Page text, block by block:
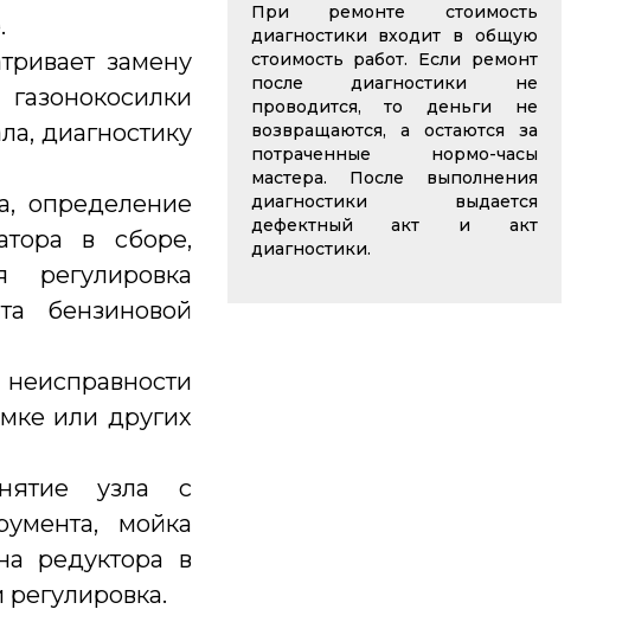
замену
диагностику
определение
в сборе,
регулировка
бензиновой
или других
узла с
мойка
редуктора в
При ремонте стоимость
диагностики входит в общую
стоимость работ. Если ремонт
после диагностики не
проводится, то деньги не
возвращаются, а остаются за
потраченные нормо-часы
мастера. После выполнения
диагностики выдается
дефектный акт и акт
диагностики.